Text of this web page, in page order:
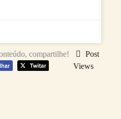
compartilhe!
Post
Views